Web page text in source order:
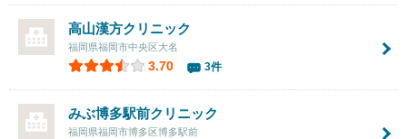
高山漢方クリニック
福岡県福岡市中央区大名
3.70 3件
みぶ博多駅前クリニック
福岡県福岡市博多区博多駅前